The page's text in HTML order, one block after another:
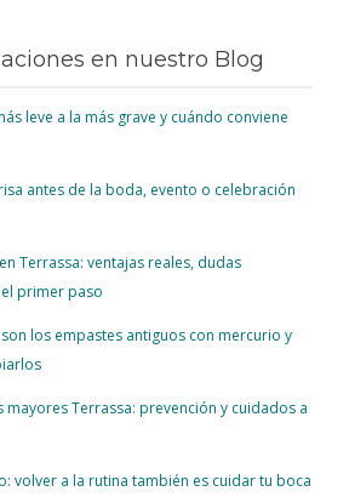
en nuestro Blog
leve a la más grave y cuándo conviene
antes de la boda, evento o celebración
Terrassa: ventajas reales, dudas
primer paso
los empastes antiguos con mercurio y
mayores Terrassa: prevención y cuidados a
volver a la rutina también es cuidar tu boca